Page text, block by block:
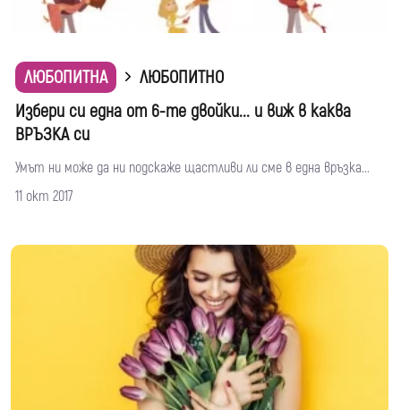
ЛЮБОПИТНА
ЛЮБОПИТНО
Избери си една от 6-те двойки... и виж в каква
ВРЪЗКА си
Умът ни може да ни подскаже щастливи ли сме в една връзка...
11 окт 2017